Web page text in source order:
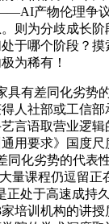
产物伦理争
则为分歧成长
于哪个阶段？
为稀有！
有差同化劣势的
人社部或工信
言语取营业逻辑
用要求》国度
同化劣势的代表
量课程仍逗留正
正处于高速成持
培训机构的讲